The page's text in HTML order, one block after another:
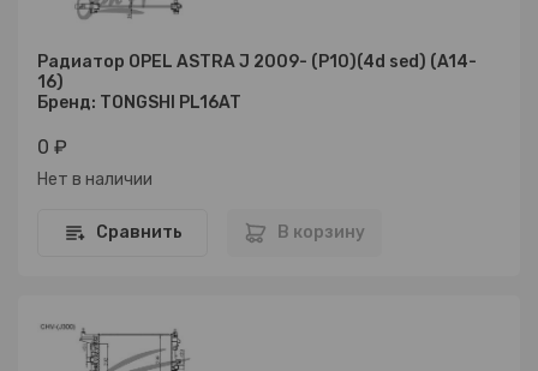
Радиатор OPEL ASTRA J 2009- (P10)(4d sed) (A14-
16)
Бренд: TONGSHI PL16AT
0 ₽
Нет в наличии
Сравнить В корзину